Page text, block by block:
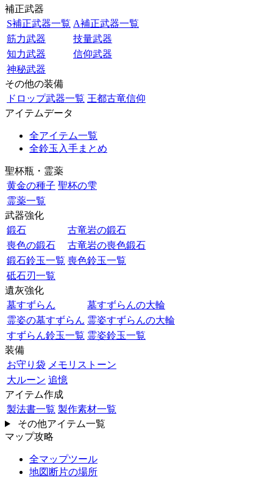
補正武器
S補正武器一覧 A補正武器一覧
筋力武器
技量武器
知力武器
信仰武器
神秘武器
その他の装備
ドロップ武器一覧 王都古竜信仰
アイテムデータ
全アイテム一覧
全鈴玉入手まとめ
聖杯瓶・霊薬
黄金の種子 聖杯の雫
霊薬一覧
武器強化
鍛石
古竜岩の鍛石
喪色の鍛石
古竜岩の喪色鍛石
鍛石鈴玉一覧 喪色鈴玉一覧
砥石刃一覧
遺灰強化
墓すずらん
墓すずらんの大輪
霊姿の墓すずらん 霊姿すずらんの大輪
すずらん鈴玉一覧 霊姿鈴玉一覧
装備
お守り袋 メモリストーン
大ルーン 追憶
アイテム作成
製法書一覧 製作素材一覧
その他アイテム一覧
マップ攻略
全マップツール
地図断片の場所